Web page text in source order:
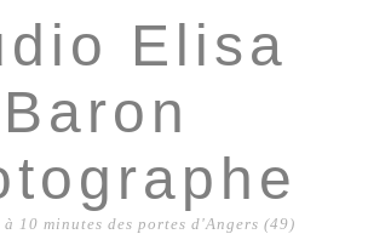
Elisa
Baron
10 minutes des portes d'Angers (49)